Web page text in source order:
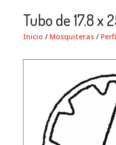
Tubo de 17.8 x
Inicio / Mosquiteras/